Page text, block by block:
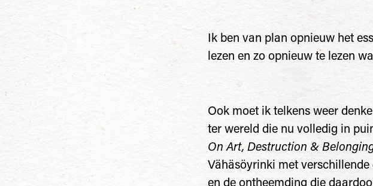
Ik ben van plan opnieuw het
lezen en zo opnieuw te lezen
Ook moet ik telkens weer
ter wereld die nu volledig in
On Art, Destruction &
Vähäsöyrinki met
en de ontheemding die